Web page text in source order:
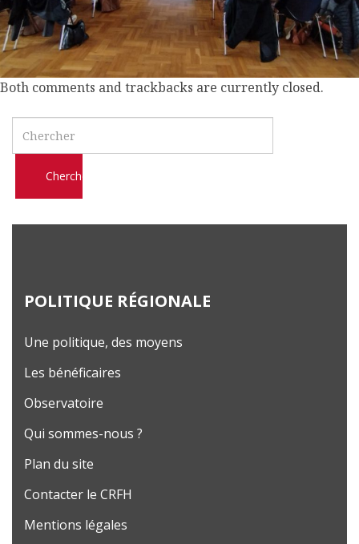
l
m
o
Both comments and trackbacks are currently closed.
POLITIQUE RÉGIONALE
Une politique, des moyens
Les bénéficaires
Observatoire
Qui sommes-nous ?
Plan du site
Contacter le CRFH
Mentions légales